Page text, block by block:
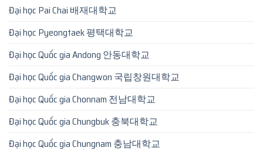
Đại học Pai Chai 배재대학교
Đại học Pyeongtaek 평택대학교
Đại học Quốc gia Andong 안동대학교
Đại học Quốc gia Changwon 국립창원대학교
Đại học Quốc gia Chonnam 전남대학교
Đại học Quốc gia Chungbuk 충북대학교
Đại học Quốc gia Chungnam 충남대학교